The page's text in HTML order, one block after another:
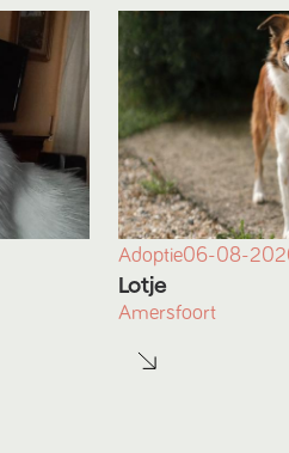
Adoptie06-08-
Lotje
Amersfoort